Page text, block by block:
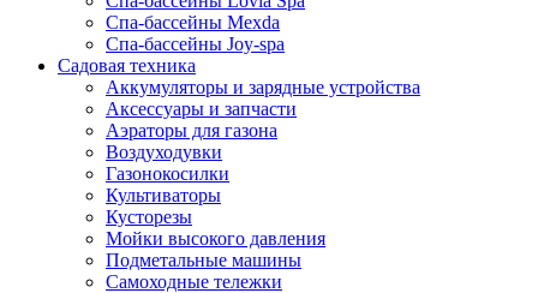
Спа-бассейны Mexda
Спа-бассейны Joy-spa
Садовая техника
Аккумуляторы и зарядные устройства
Аксессуары и запчасти
Аэраторы для газона
Воздуходувки
Газонокосилки
Культиваторы
Кусторезы
Мойки высокого давления
Подметальные машины
Самоходные тележки